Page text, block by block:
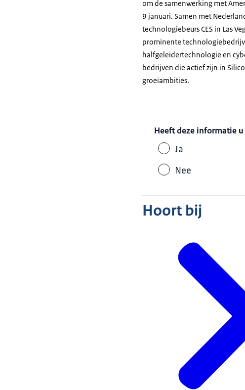
om de samenwerking met
9 januari. Samen met
technologiebeurs CES in Las
prominente
halfgeleidertechnologie en
bedrijven die actief zijn in
groeiambities.
Heeft deze informatie
Ja
Nee
Hoort bij